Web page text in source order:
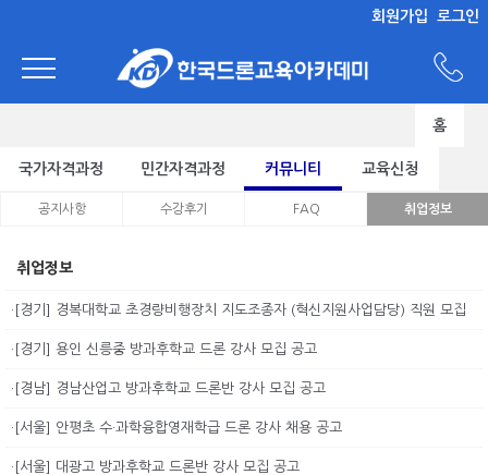
회원가입 로그인
홈
국가자격과정 민간자격과정 커뮤니티 교육신청
공지사항 수강후기 FAQ 취업정보
취업정보
·[경기] 경복대학교 초경량비행장치 지도조종자 (혁신지원사업담당) 직원 모집
·[경기] 용인 신릉중 방과후학교 드론 강사 모집 공고
·[경남] 경남산업고 방과후학교 드론반 강사 모집 공고
·[서울] 안평초 수·과학융합영재학급 드론 강사 채용 공고
·[서울] 대광고 방과후학교 드론반 강사 모집 공고